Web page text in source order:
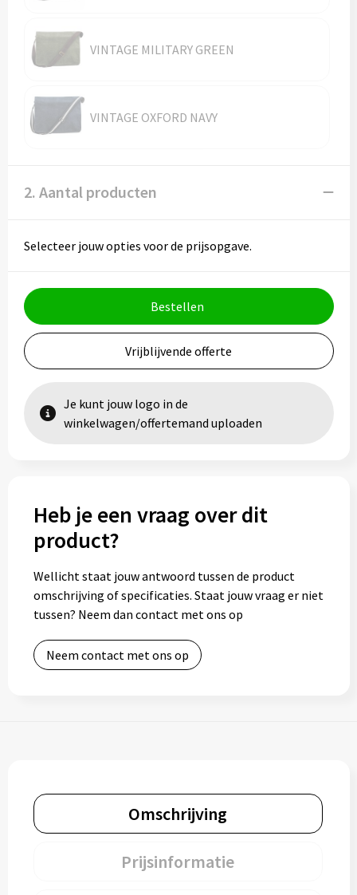
Waterbestendige tassen
VINTAGE MILITARY GREEN
VINTAGE OXFORD NAVY
2. Aantal producten
Selecteer jouw opties voor de prijsopgave.
Bestellen
Vrijblijvende offerte
Je kunt jouw logo in de
winkelwagen/offertemand uploaden
Heb je een vraag over dit
product?
Wellicht staat jouw antwoord tussen de product
omschrijving of specificaties. Staat jouw vraag er niet
tussen? Neem dan contact met ons op
Neem contact met ons op
Omschrijving
Prijsinformatie